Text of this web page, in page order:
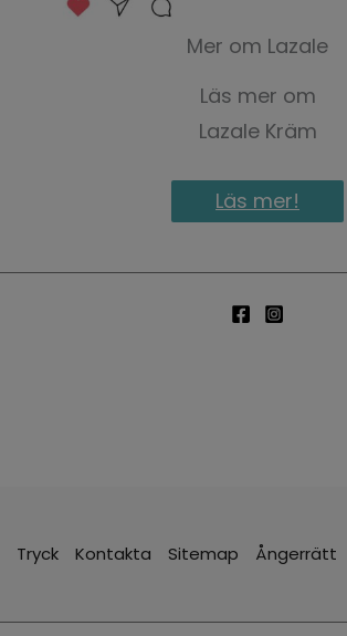
Mer om Lazale
Läs mer om
Lazale Kräm
Läs mer!
Tryck Kontakta Sitemap Ångerrätt